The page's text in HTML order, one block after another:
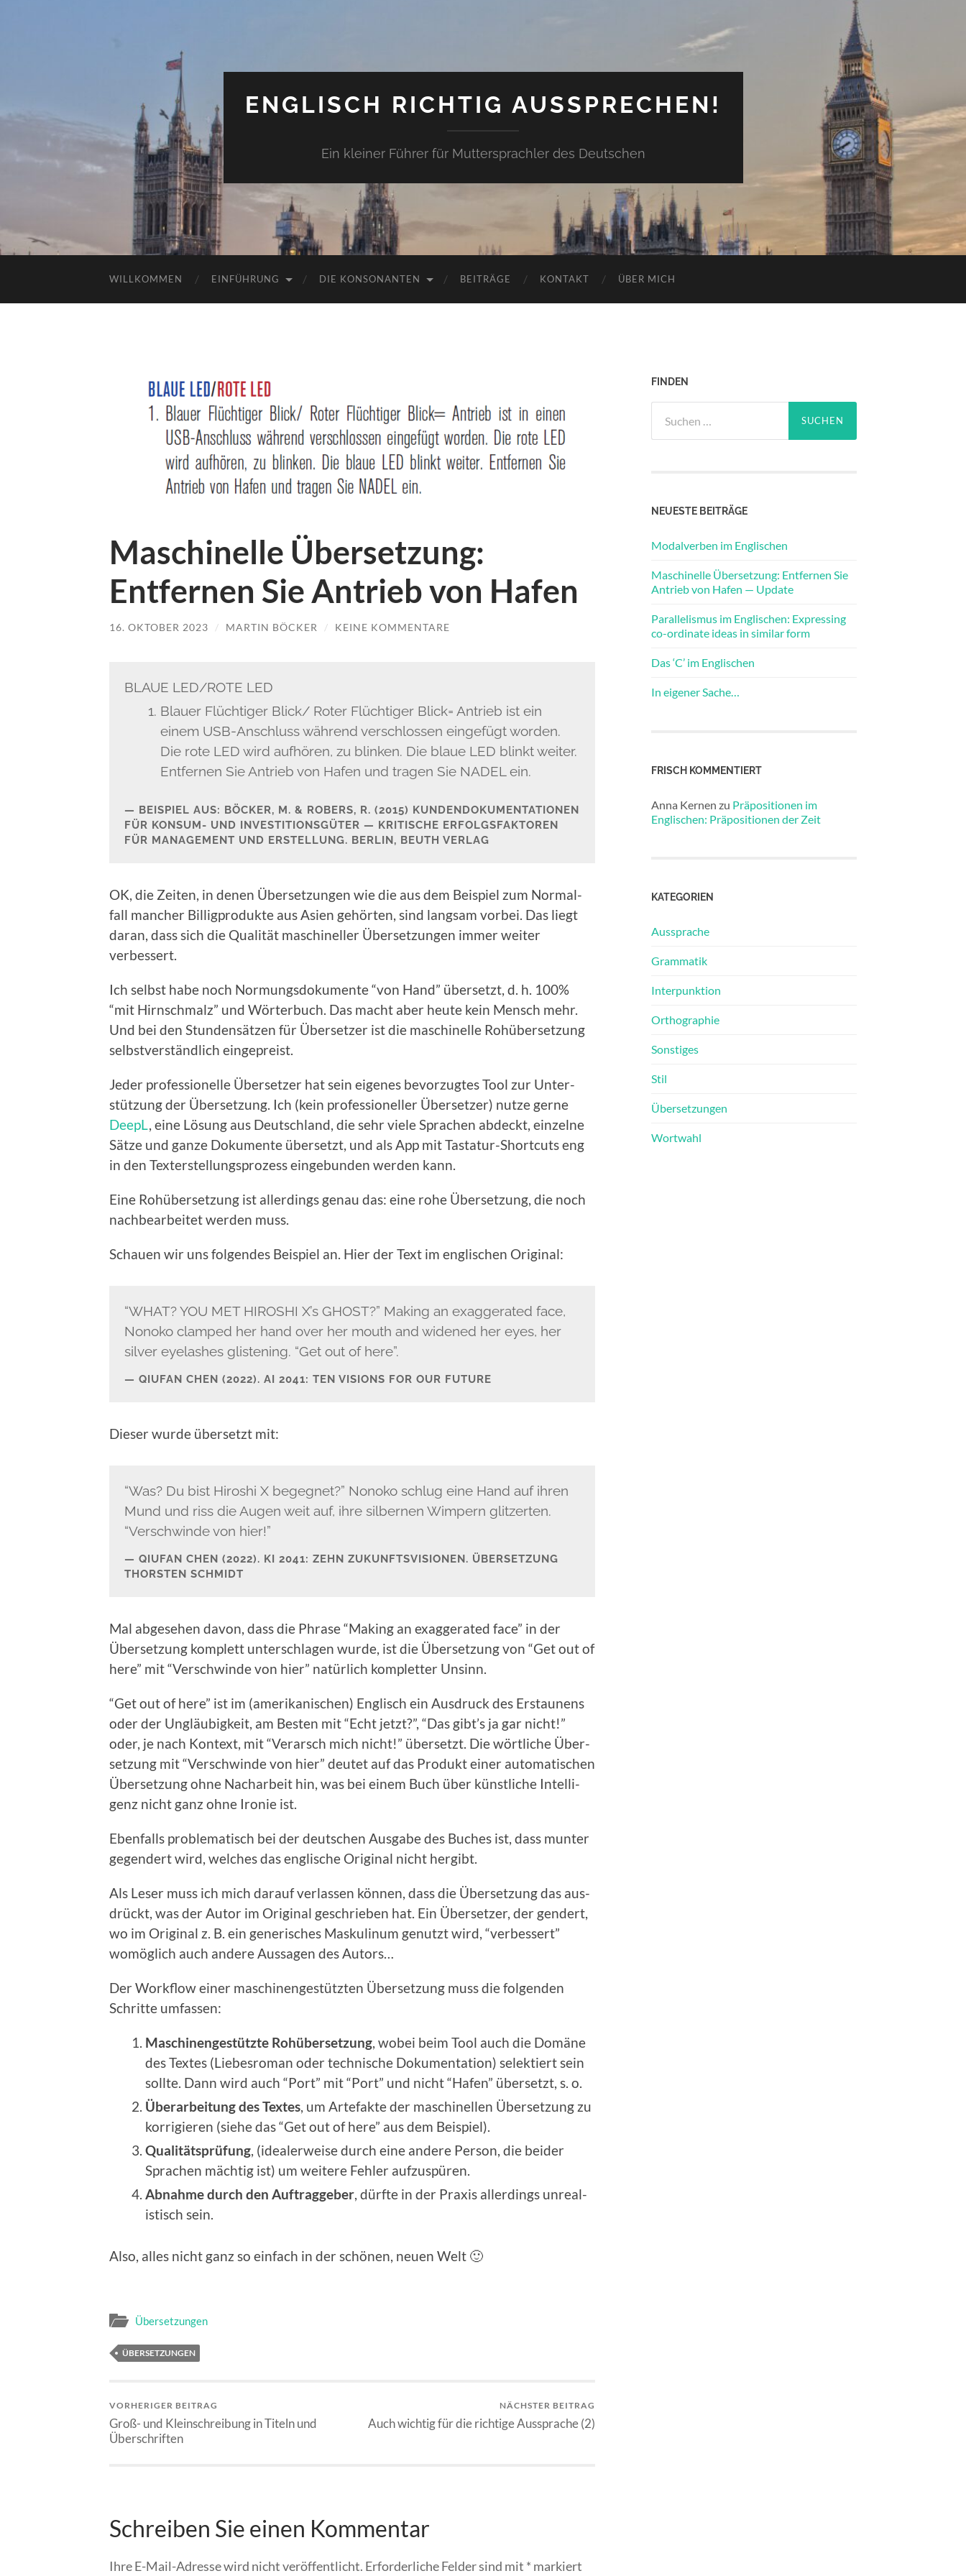
ENGLISCH RICHTIG AUSSPRECHEN!
Ein kleiner Führer für Muttersprachler des Deutschen
WILLKOMMEN EINFÜHRUNG DIE KONSONANTEN BEITRÄGE KONTAKT ÜBER MICH
Maschinelle Übersetzung:
Entfernen Sie Antrieb von Hafen
16. OKTOBER 2023 / MARTIN BÖCKER / KEINE KOMMENTARE
BLAUE LED/ROTE LED
Blauer Flüchtiger Blick/ Rot­er Flüchtiger Blick= Antrieb ist ein
einem USB-Anschluss während ver­schlossen einge­fügt wor­den.
Die rote LED wird aufhören, zu blinken. Die blaue LED blinkt weit­er.
Ent­fer­nen Sie Antrieb von Hafen und tra­gen Sie NADEL ein.
BEISPIEL AUS: BÖCK­ER, M. & ROBERS, R. (2015) KUN­DEN­DOKU­MEN­TA­TIO­NEN
FÜR KON­SUM- UND INVESTI­TION­S­GÜTER — KRI­TIS­CHE ERFOL­GS­FAK­TOREN
FÜR MAN­AGE­MENT UND ERSTEL­LUNG. BERLIN, BEUTH VER­LAG
OK, die Zeit­en, in denen Über­set­zun­gen wie die aus dem Beispiel zum Nor­mal­
fall manch­er Bil­lig­pro­duk­te aus Asien gehörten, sind langsam vor­bei. Das liegt
daran, dass sich die Qual­ität maschineller Über­set­zun­gen immer weit­er
verbessert.
Ich selb­st habe noch Nor­mungs­doku­mente “von Hand” über­set­zt, d. h. 100%
“mit Hirn­schmalz” und Wörter­buch. Das macht aber heute kein Men­sch mehr.
Und bei den Stun­den­sätzen für Über­set­zer ist die maschinelle Rohüber­set­zung
selb­stver­ständlich eingepreist.
Jed­er pro­fes­sionelle Über­set­zer hat sein eigenes bevorzugtes Tool zur Unter­
stützung der Über­set­zung. Ich (kein pro­fes­sioneller Über­set­zer) nutze gerne
DeepL, eine Lösung aus Deutsch­land, die sehr viele Sprachen abdeckt, einzelne
Sätze und ganze Doku­mente über­set­zt, und als App mit Tas­tatur-Short­cuts eng
in den Tex­ter­stel­lung­sprozess einge­bun­den wer­den kann.
Eine Rohüber­set­zung ist allerd­ings genau das: eine rohe Über­set­zung, die noch
nach­bear­beit­et wer­den muss.
Schauen wir uns fol­gen­des Beispiel an. Hier der Text im englis­chen Orig­i­nal:
“WHAT? YOU MET HIROSHI X’s GHOST?” Mak­ing an exag­ger­at­ed face,
Nonoko clamped her hand over her mouth and widened her eyes, her
sil­ver eye­lash­es glis­ten­ing. “Get out of here”.
QIU­FAN CHEN (2022). AI 2041: TEN VISIONS FOR OUR FUTURE
Dieser wurde über­set­zt mit:
“Was? Du bist Hiroshi X begeg­net?” Nonoko schlug eine Hand auf ihren
Mund und riss die Augen weit auf, ihre sil­ber­nen Wim­pern glitzerten.
“Ver­schwinde von hier!”
QIU­FAN CHEN (2022). KI 2041: ZEHN ZUKUN­FTSVI­SIO­NEN. ÜBER­SET­ZUNG
THORSTEN SCHMIDT
Mal abge­se­hen davon, dass die Phrase “Mak­ing an exag­ger­at­ed face” in der
Über­set­zung kom­plett unter­schla­gen wurde, ist die Über­set­zung von “Get out of
here” mit “Ver­schwinde von hier” natür­lich kom­plet­ter Unsinn.
“Get out of here” ist im (amerikanis­chen) Englisch ein Aus­druck des Erstaunens
oder der Ungläu­bigkeit, am Besten mit “Echt jet­zt?”, “Das gibt’s ja gar nicht!”
oder, je nach Kon­text, mit “Ver­arsch mich nicht!” über­set­zt. Die wörtliche Über­
set­zung mit “Ver­schwinde von hier” deutet auf das Pro­dukt ein­er automa­tis­chen
Über­set­zung ohne Nachar­beit hin, was bei einem Buch über kün­stliche Intel­li­
genz nicht ganz ohne Ironie ist.
Eben­falls prob­lema­tisch bei der deutschen Aus­gabe des Buch­es ist, dass munter
gegen­dert wird, welch­es das englis­che Orig­i­nal nicht hergibt.
Als Leser muss ich mich darauf ver­lassen kön­nen, dass die Über­set­zung das aus­
drückt, was der Autor im Orig­i­nal geschrieben hat. Ein Über­set­zer, der gen­dert,
wo im Orig­i­nal z. B. ein gener­isches Maskulinum genutzt wird, “verbessert”
wom­öglich auch andere Aus­sagen des Autors…
Der Work­flow ein­er maschi­nengestützten Über­set­zung muss die fol­gen­den
Schritte umfassen:
Maschi­nengestützte Rohüber­set­zung, wobei beim Tool auch die Domäne
des Textes (Liebesro­man oder tech­nis­che Doku­men­ta­tion) selek­tiert sein
sollte. Dann wird auch “Port” mit “Port” und nicht “Hafen” über­set­zt, s. o.
Über­ar­beitung des Textes, um Arte­fak­te der maschinellen Über­set­zung zu
kor­rigieren (siehe das “Get out of here” aus dem Beispiel).
Qual­ität­sprü­fung, (ide­al­er­weise durch eine andere Per­son, die bei­der
Sprachen mächtig ist) um weit­ere Fehler aufzus­püren.
Abnahme durch den Auf­tragge­ber, dürfte in der Prax­is allerd­ings unre­al­
is­tisch sein.
Also, alles nicht ganz so ein­fach in der schö­nen, neuen Welt 🙂
Übersetzungen
ÜBERSETZUNGEN
VORHERIGER BEITRAG
Groß- und Kleinschreibung in Titeln und
Überschriften
NÄCHSTER BEITRAG
Auch wichtig für die richtige Aussprache (2)
Schreiben Sie einen Kommentar
Ihre E-Mail-Adresse wird nicht veröffentlicht. Erforderliche Felder sind mit * markiert
FINDEN
nach:
NEUESTE BEITRÄGE
Modalverben im Englischen
Maschinelle Übersetzung: Entfernen Sie
Antrieb von Hafen — Update
Parallelismus im Englischen: Expressing
co-ordinate ideas in similar form
Das ‘C’ im Englischen
In eigener Sache…
FRISCH KOMMENTIERT
Anna Kernen zu Präpositionen im
Englischen: Präpositionen der Zeit
KATEGORIEN
Aussprache
Grammatik
Interpunktion
Orthographie
Sonstiges
Stil
Übersetzungen
Wortwahl